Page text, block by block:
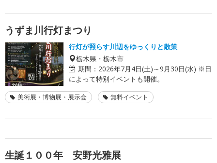
うずま川行灯まつり
行灯が照らす川辺をゆっくりと散策
栃木県・栃木市
期間： 2026年7月4日(土)～9月30日(水) ※日
によって特別イベントも開催。
美術展・博物展・展示会 無料イベント
生誕１００年 安野光雅展